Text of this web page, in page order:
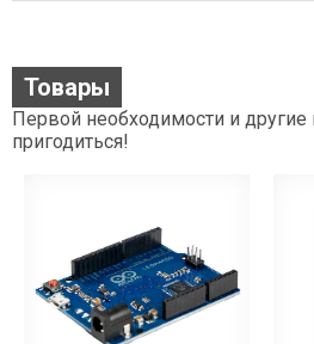
Товары
Первой необходимости и
пригодиться!